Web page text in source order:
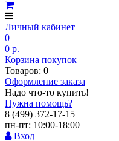
Личный кабинет
0
0 р.
Корзина покупок
Товаров: 0
Оформление заказа
Надо что-то купить!
Нужна помощь?
8 (499) 372-17-15
пн-пт: 10:00-18:00
Вход